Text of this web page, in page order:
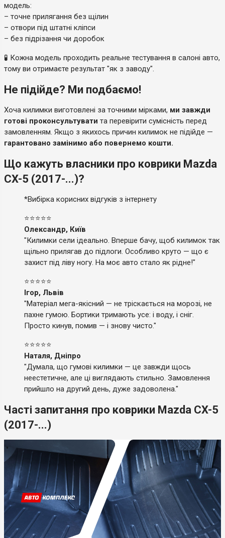
модель:
– точне прилягання без щілин
– отвори під штатні кліпси
– без підрізання чи доробок
🧪 Кожна модель проходить реальне тестування в салоні авто,
тому ви отримаєте результат "як з заводу".
Не підійде? Ми подбаємо!
Хоча килимки виготовлені за точними мірками, ми завжди
готові проконсультувати та перевірити сумісність перед
замовленням. Якщо з якихось причин килимок не підійде —
гарантовано замінимо або повернемо кошти.
Що кажуть власники про коврики Mazda
CX-5 (2017-...)?
*Вибірка корисних відгуків з інтернету
⭐⭐⭐⭐⭐
Олександр, Київ
"Килимки сели ідеально. Вперше бачу, щоб килимок так
щільно прилягав до підлоги. Особливо круто — що є
захист під ліву ногу. На моє авто стало як рідне!"
⭐⭐⭐⭐⭐
Ігор, Львів
"Матеріал мега-якісний — не тріскається на морозі, не
пахне гумою. Бортики тримають усе: і воду, і сніг.
Просто кинув, помив — і знову чисто."
⭐⭐⭐⭐⭐
Наталя, Дніпро
"Думала, що гумові килимки — це завжди щось
неестетичне, але ці виглядають стильно. Замовлення
прийшло на другий день, дуже задоволена."
Часті запитання про коврики Mazda CX-5
(2017-...)